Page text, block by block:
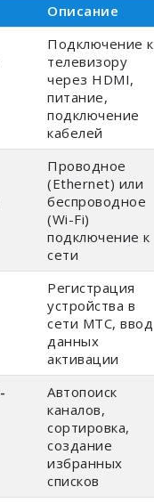
Описание
Подключение к
телевизору
через HDMI,
питание,
подключение
кабелей
Проводное
(Ethernet) или
беспроводное
(Wi-Fi)
подключение к
сети
Регистрация
устройства в
сети МТС, ввод
данных
активации
Автопоиск
каналов,
сортировка,
создание
избранных
списков